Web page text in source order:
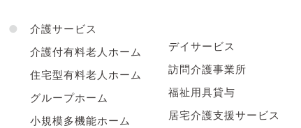
●
介護サービス
介護付有料老人ホーム
住宅型有料老人ホーム
グループホーム
小規模多機能ホーム
デイサービス
訪問介護事業所
福祉用具貸与
居宅介護支援サービス